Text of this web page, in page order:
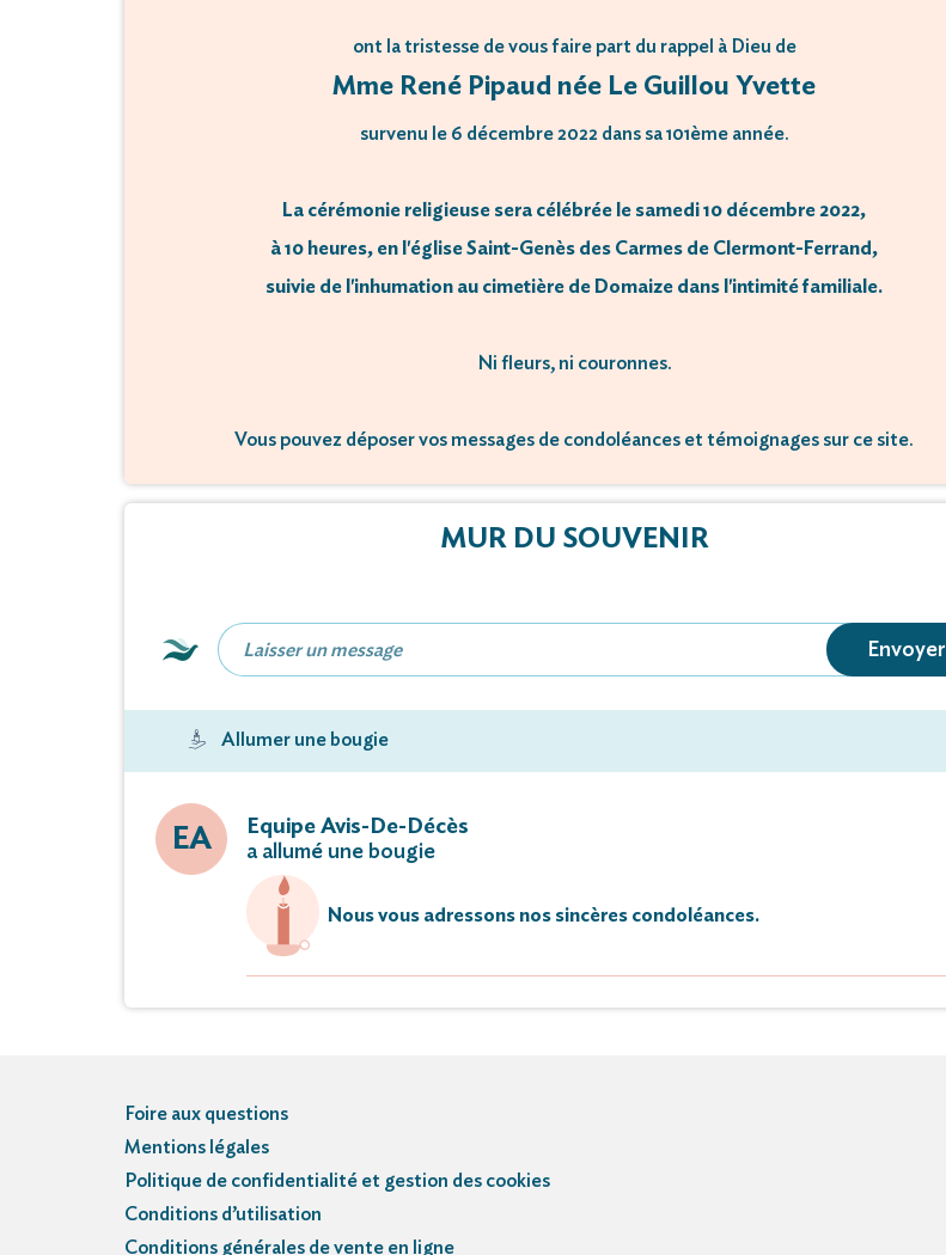
ont la tristesse de vous faire part du rappel à Dieu de
Mme René Pipaud née Le Guillou Yvette
survenu le 6 décembre 2022 dans sa 101ème année.
La cérémonie religieuse sera célébrée le samedi 10 décembre 2022,
à 10 heures, en l'église Saint-Genès des Carmes de Clermont-Ferrand,
suivie de l'inhumation au cimetière de Domaize dans l'intimité familiale.
Ni fleurs, ni couronnes.
Vous pouvez déposer vos messages de condoléances et témoignages sur ce site.
MUR DU SOUVENIR
Envoyer
Allumer une bougie
EA
Equipe Avis-De-Décès
a allumé une bougie
Nous vous adressons nos sincères condoléances.
Foire aux questions
Mentions légales
Politique de confidentialité et gestion des cookies
Conditions d’utilisation
Conditions générales de vente en ligne